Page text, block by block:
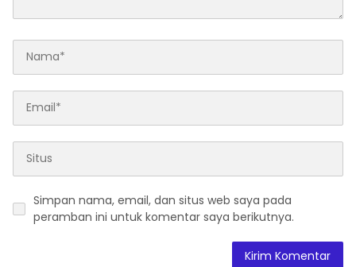
Simpan nama, email, dan situs web saya pada
peramban ini untuk komentar saya berikutnya.